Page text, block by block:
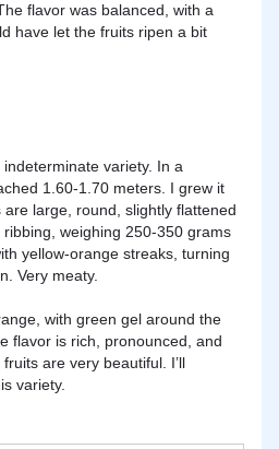
flavor was balanced, with a
have let the fruits ripen a bit
variety. In a
1.60-1.70 meters. I grew it
large, round, slightly flattened
weighing 250-350 grams
yellow-orange streaks, turning
Very meaty.
with green gel around the
flavor is rich, pronounced, and
are very beautiful. I’ll
variety.